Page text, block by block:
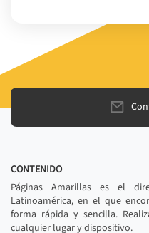
CONTENIDO
Páginas Amarillas es el
Latinoamérica, en el que
forma rápida y sencilla.
cualquier lugar y dispositivo.